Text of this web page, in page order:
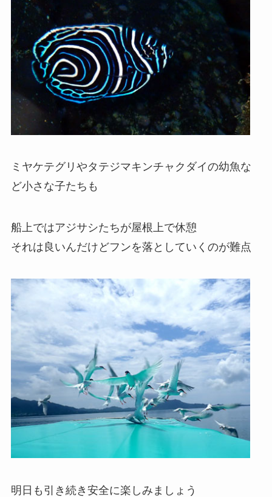
ミヤケテグリやタテジマキンチャクダイの幼魚な
ど小さな子たちも
船上ではアジサシたちが屋根上で休憩
それは良いんだけどフンを落としていくのが難点
明日も引き続き安全に楽しみましょう